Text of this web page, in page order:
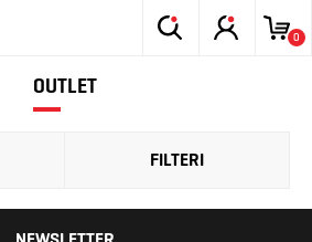
0
OUTLET
FILTERI